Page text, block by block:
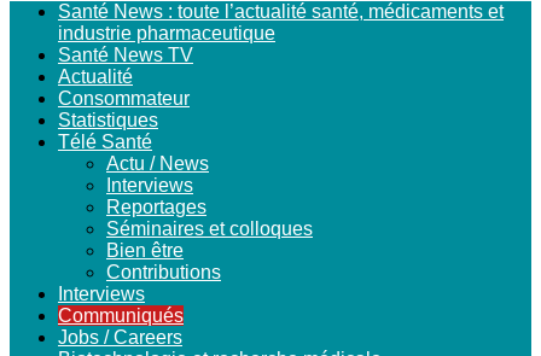
Santé News : toute l’actualité santé, médicaments et
industrie pharmaceutique
Santé News TV
Actualité
Consommateur
Statistiques
Télé Santé
Actu / News
Interviews
Reportages
Séminaires et colloques
Bien être
Contributions
Interviews
Communiqués
Jobs / Careers